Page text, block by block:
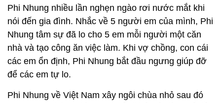
Phi Nhung nhiều lần nghẹn ngào rơi nước mắt khi
nói đến gia đình. Nhắc về 5 người em của mình, Phi
Nhung tâm sự đã lo cho 5 em mỗi người một căn
nhà và tạo công ăn việc làm. Khi vợ chồng, con cái
các em ổn định, Phi Nhung bắt đầu ngưng giúp đỡ
để các em tự lo.
Phi Nhung về Việt Nam xây ngôi chùa nhỏ sau đó